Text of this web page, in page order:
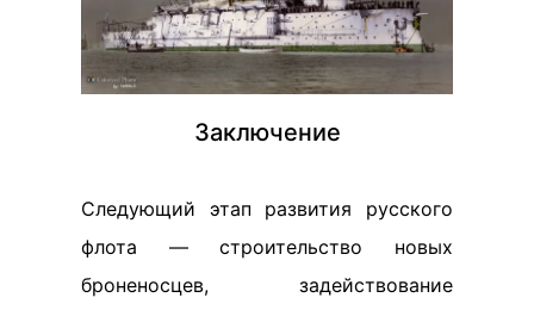
Заключение
Следующий этап развития русского
флота — строительство новых
броненосцев, задействование